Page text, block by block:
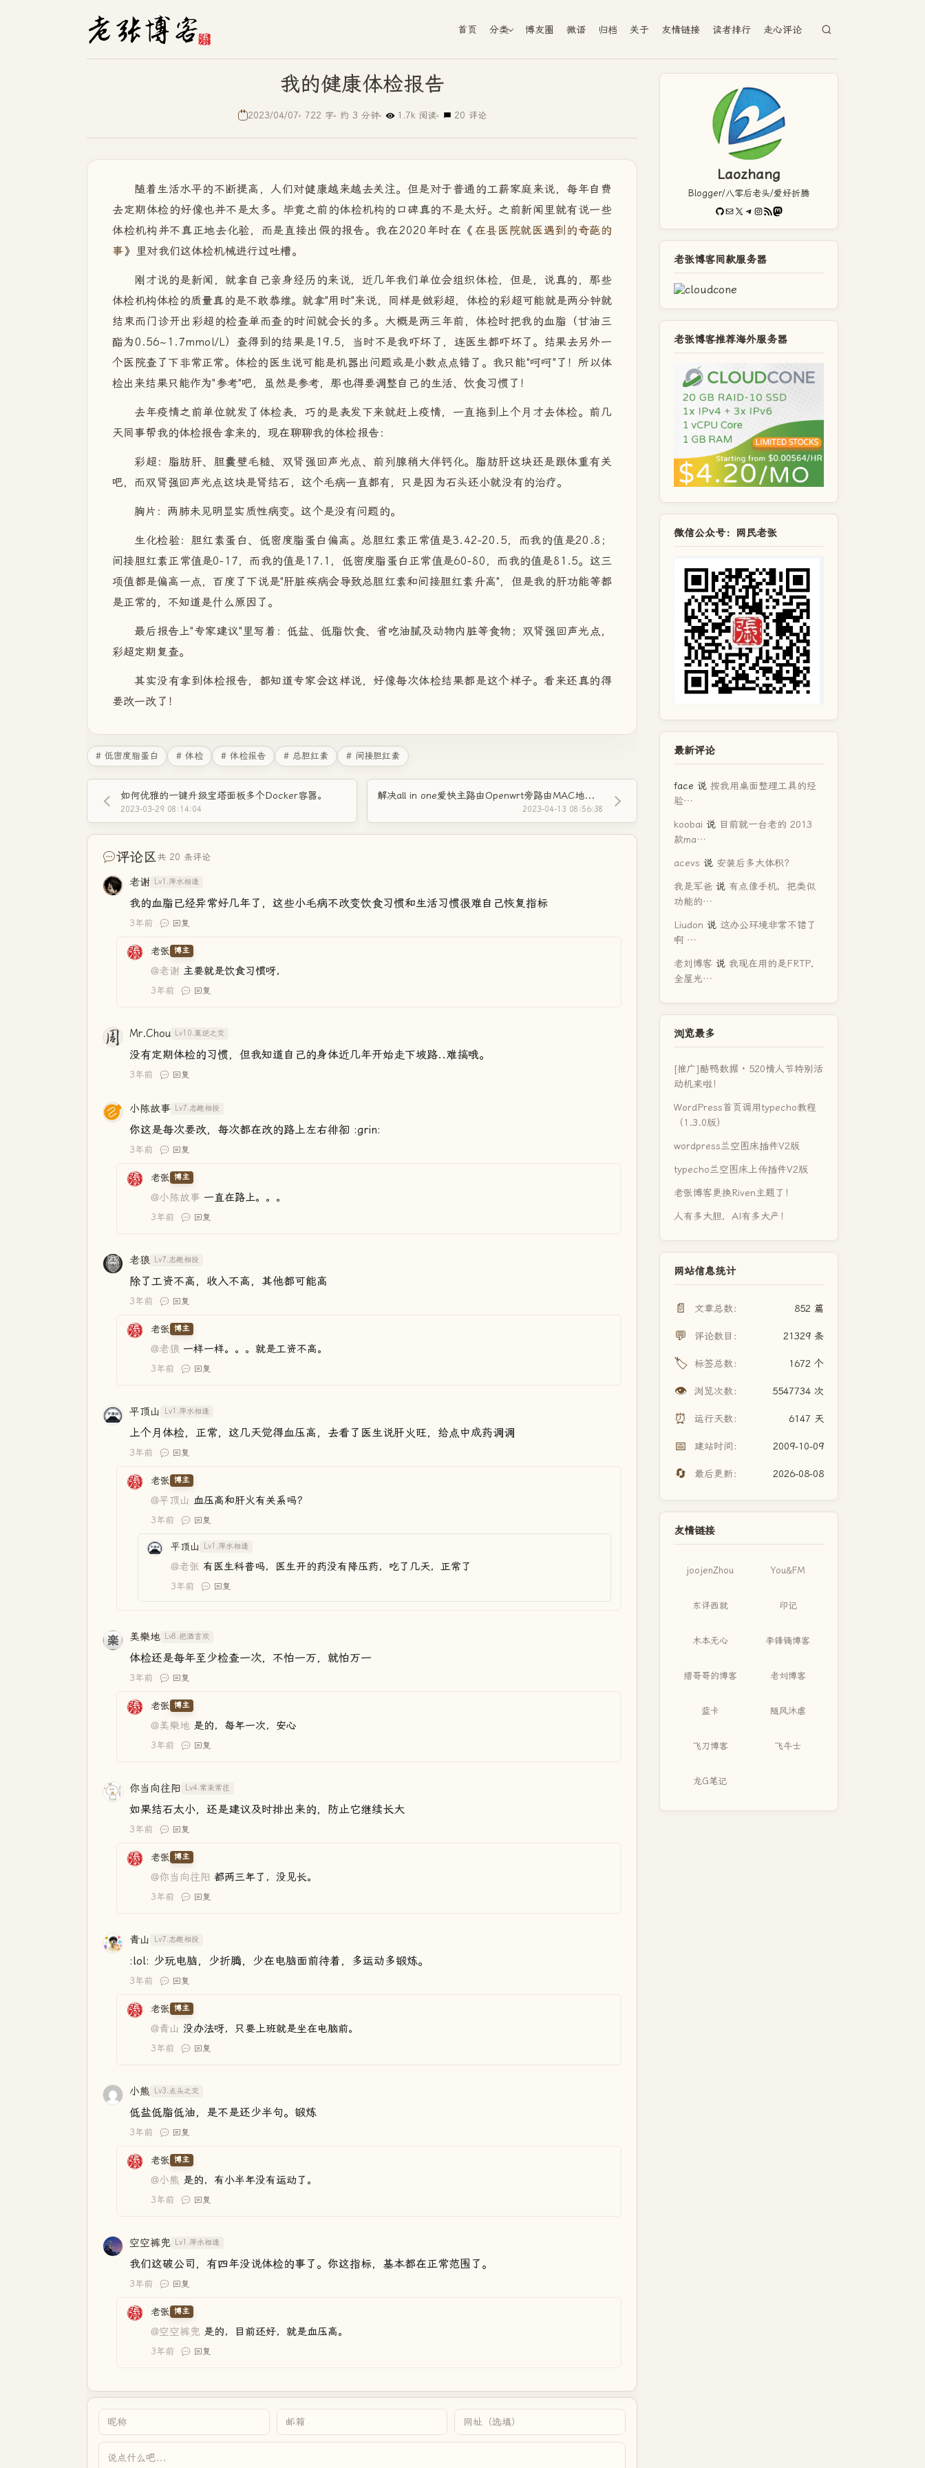
首页 分类 博友圈 微语 归档 关于 友情链接 读者排行 走心评论
我的健康体检报告
2023/04/07 722 字 约 3 分钟 1.7k 阅读 20 评论
随着生活水平的不断提高，人们对健康越来越去关注。但是对于普通的工薪家庭来说，每年自费
去定期体检的好像也并不是太多。毕竟之前的体检机构的口碑真的不是太好。之前新闻里就有说一些
体检机构并不真正地去化验，而是直接出假的报告。我在2020年时在《 在县医院就医遇到的奇葩的
事》里对我们这体检机械进行过吐槽。
刚才说的是新闻，就拿自己亲身经历的来说，近几年我们单位会组织体检，但是，说真的，那些
体检机构体检的质量真的是不敢恭维。就拿"用时"来说，同样是做彩超，体检的彩超可能就是两分钟就
结束而门诊开出彩超的检查单而查的时间就会长的多。大概是两三年前，体检时把我的血脂（甘油三
酯为0.56~1.7mmol/L）查得到的结果是19.5，当时不是我吓坏了，连医生都吓坏了。结果去另外一
个医院查了下非常正常。体检的医生说可能是机器出问题或是小数点点错了。我只能"呵呵"了！所以体
检出来结果只能作为"参考"吧，虽然是参考，那也得要调整自己的生活、饮食习惯了！
去年疫情之前单位就发了体检表，巧的是表发下来就赶上疫情，一直拖到上个月才去体检。前几
天同事帮我的体检报告拿来的，现在聊聊我的体检报告：
彩超：脂肪肝、胆囊壁毛糙、双肾强回声光点、前列腺稍大伴钙化。脂肪肝这块还是跟体重有关
吧，而双肾强回声光点这块是肾结石，这个毛病一直都有，只是因为石头还小就没有的治疗。
胸片：两肺未见明显实质性病变。这个是没有问题的。
生化检验：胆红素蛋白、低密度脂蛋白偏高。总胆红素正常值是3.42-20.5，而我的值是20.8；
间接胆红素正常值是0-17，而我的值是17.1，低密度脂蛋白正常值是60-80，而我的值是81.5。这三
项值都是偏高一点，百度了下说是"肝脏疾病会导致总胆红素和间接胆红素升高"，但是我的肝功能等都
是正常的，不知道是什么原因了。
最后报告上"专家建议"里写着：低盐、低脂饮食、省吃油腻及动物内脏等食物；双肾强回声光点，
彩超定期复查。
其实没有拿到体检报告，都知道专家会这样说，好像每次体检结果都是这个样子。看来还真的得
要改一改了！
# 低密度脂蛋白 # 体检 # 体检报告 # 总胆红素 # 间接胆红素
如何优雅的一键升级宝塔面板多个Docker容器。
2023-03-29 08:14:04
解决all in one爱快主路由Openwrt旁路由MAC地址重复的问题！
2023-04-13 08:56:38
评论区共 20 条评论
老谢 Lv1.萍水相逢
我的血脂已经异常好几年了，这些小毛病不改变饮食习惯和生活习惯很难自己恢复指标
3年前 回复
老张 博主
@老谢 主要就是饮食习惯呀，
3年前 回复
Mr.Chou Lv10.莫逆之交
没有定期体检的习惯，但我知道自己的身体近几年开始走下坡路..难搞哦。
3年前 回复
小陈故事 Lv7.志趣相投
你这是每次要改，每次都在改的路上左右徘徊 :grin:
3年前 回复
老张 博主
@小陈故事 一直在路上。。。
3年前 回复
老狼 Lv7.志趣相投
除了工资不高，收入不高，其他都可能高
3年前 回复
老张 博主
@老狼 一样一样。。。就是工资不高。
3年前 回复
平顶山 Lv1.萍水相逢
上个月体检，正常，这几天觉得血压高，去看了医生说肝火旺，给点中成药调调
3年前 回复
老张 博主
@平顶山 血压高和肝火有关系吗？
3年前 回复
平顶山 Lv1.萍水相逢
@老张 有医生科普吗，医生开的药没有降压药，吃了几天，正常了
3年前 回复
美樂地 Lv8.把酒言欢
体检还是每年至少检查一次，不怕一万，就怕万一
3年前 回复
老张 博主
@美樂地 是的，每年一次，安心
3年前 回复
你当向往阳 Lv4.常来常往
如果结石太小，还是建议及时排出来的，防止它继续长大
3年前 回复
老张 博主
@你当向往阳 都两三年了，没见长。
3年前 回复
青山 Lv7.志趣相投
:lol: 少玩电脑，少折腾，少在电脑面前待着，多运动多锻炼。
3年前 回复
老张 博主
@青山 没办法呀，只要上班就是坐在电脑前。
3年前 回复
小熊 Lv3.点头之交
低盐低脂低油，是不是还少半句。锻炼
3年前 回复
老张 博主
@小熊 是的，有小半年没有运动了。
3年前 回复
空空裤兜 Lv1.萍水相逢
我们这破公司，有四年没说体检的事了。你这指标，基本都在正常范围了。
3年前 回复
老张 博主
@空空裤兜 是的，目前还好，就是血压高。
3年前 回复
Laozhang
Blogger/八零后老头/爱好折腾
GitHub
电子邮件X Telegram
Instagram
RSS FeedMastodon
老张博客同款服务器
老张博客推荐海外服务器
微信公众号：网民老张
最新评论
face 说 按我用桌面整理工具的经
验…
koobai 说 目前就一台老的 2013
款ma…
acevs 说 安装后多大体积？
我是军爸 说 有点像手机，把类似
功能的…
Liudon 说 这办公环境非常不错了
啊 …
老刘博客 说 我现在用的是FRTP，
全屋光…
浏览最多
[推广]酷鸭数据 · 520情人节特别活
动机来啦！
WordPress首页调用typecho教程
（1.3.0版）
wordpress兰空图床插件V2版
typecho兰空图床上传插件V2版
老张博客更换Riven主题了！
人有多大胆，AI有多大产！
网站信息统计
📄 文章总数： 852 篇
💬 评论数目： 21329 条
🏷️ 标签总数： 1672 个
👁️ 浏览次数： 5547734 次
⏰ 运行天数： 6147 天
📅 建站时间： 2009-10-09
🔄 最后更新： 2026-08-08
友情链接
joojenZhou You&FM
东评西就 印记
木本无心 李锋镝博客
缙哥哥的博客 老刘博客
蓝卡 随风沐虐
飞刀博客 飞牛士
龙G笔记